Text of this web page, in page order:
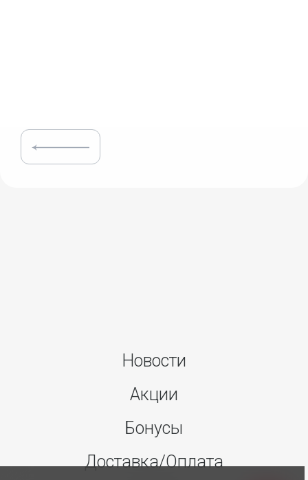
Новости
Акции
Бонусы
Доставка/Оплата